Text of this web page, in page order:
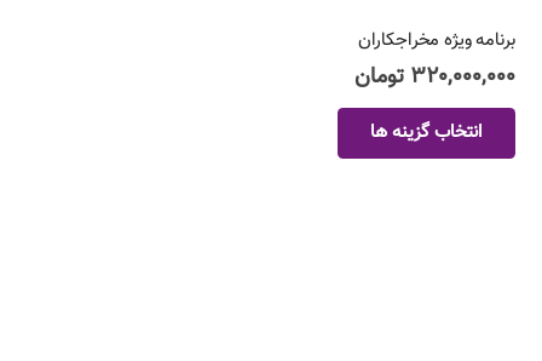
برنامه ویژه مخراجکاران
۳۲۰,۰۰۰,۰۰۰ تومان
انتخاب گزینه ها